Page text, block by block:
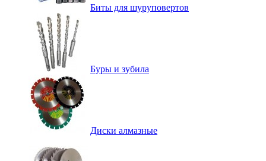
Биты для шуруповертов
Буры и зубила
Диски алмазные